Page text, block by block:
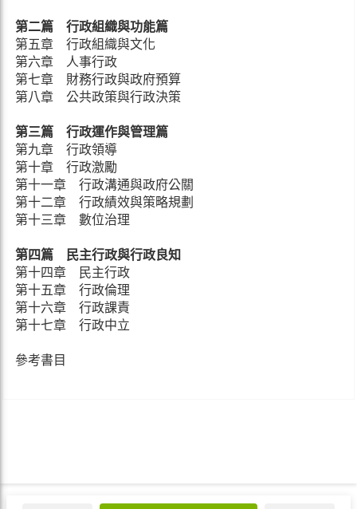
第二篇 行政組織與功能篇
第五章 行政組織與文化
第六章 人事行政
第七章 財務行政與政府預算
第八章 公共政策與行政決策
第三篇 行政運作與管理篇
第九章 行政領導
第十章 行政激勵
第十一章 行政溝通與政府公關
第十二章 行政績效與策略規劃
第十三章 數位治理
第四篇 民主行政與行政良知
第十四章 民主行政
第十五章 行政倫理
第十六章 行政課責
第十七章 行政中立
參考書目